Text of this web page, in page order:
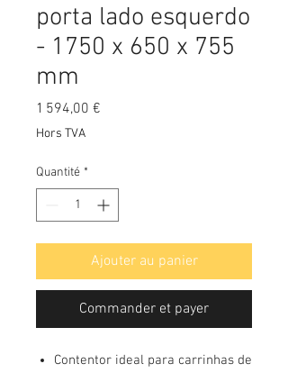
porta lado esquerdo
- 1750 x 650 x 755
mm
1 594,00 €
Hors TVA
Quantité *
Ajouter au panier
Commander et payer
Contentor ideal para carrinhas de